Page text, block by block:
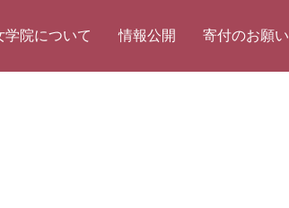
学院について 情報公開 寄付のお願い